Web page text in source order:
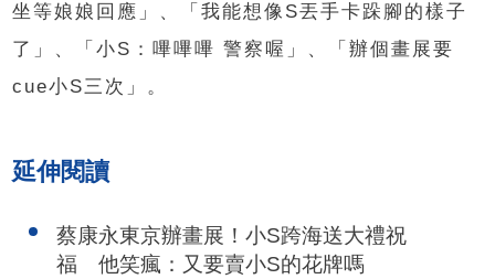
坐等娘娘回應」、「我能想像S丟手卡跺腳的樣子
了」、「小S：嗶嗶嗶 警察喔」、「辦個畫展要
cue小S三次」。
延伸閱讀
蔡康永東京辦畫展！小S跨海送大禮祝
福 他笑瘋：又要賣小S的花牌嗎